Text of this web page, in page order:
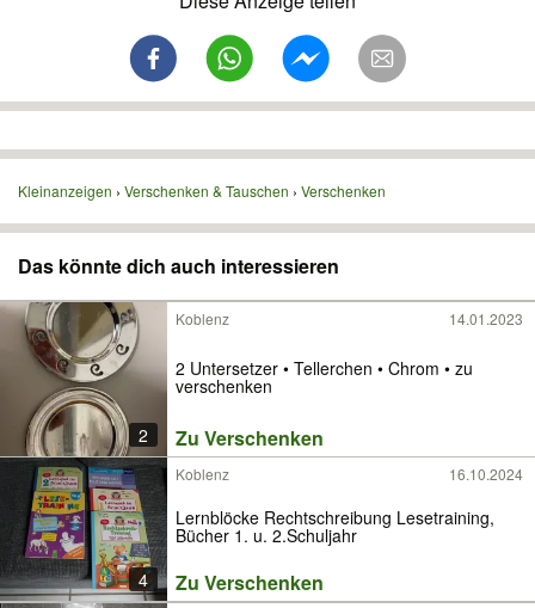
Kleinanzeigen Verschenken & Tauschen Verschenken
Das könnte dich auch interessieren
2
Koblenz 14.01.2023
2 Untersetzer • Tellerchen • Chrom • zu
verschenken
Zu Verschenken
4
Koblenz 16.10.2024
Lernblöcke Rechtschreibung Lesetraining,
Bücher 1. u. 2.Schuljahr
Zu Verschenken